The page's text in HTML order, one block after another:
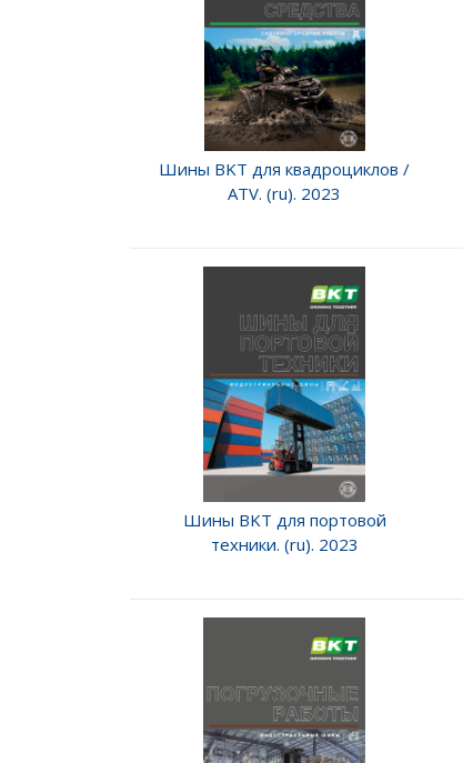
Шины BKT для квадроциклов /
ATV. (ru). 2023
Шины BKT для портовой
техники. (ru). 2023